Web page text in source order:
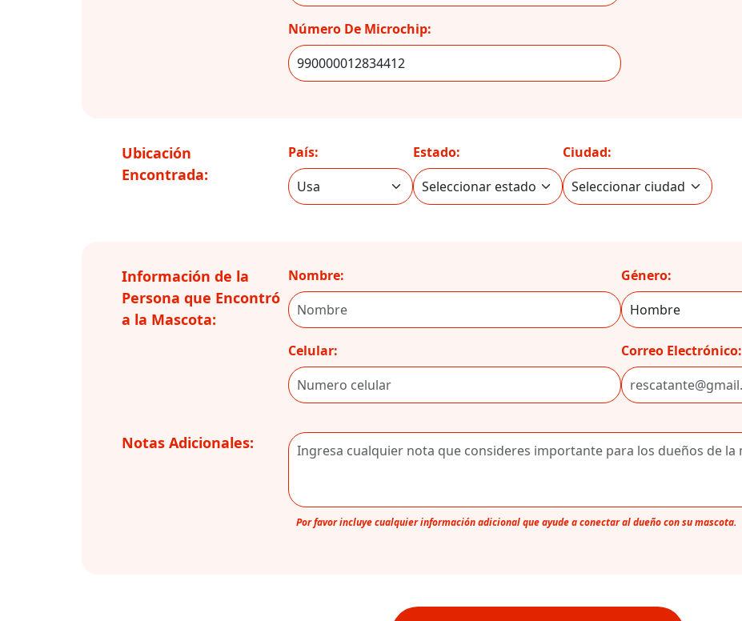
Número De Microchip:
Ubicación
Encontrada:
País: Estado: Ciudad:
Información de la
Persona que Encontró
a la Mascota:
Nombre:
Celular:
Género:
Correo Electrónico:
Notas Adicionales:
Por favor incluye cualquier información adicional que ayude a conectar al dueño con su mascota.